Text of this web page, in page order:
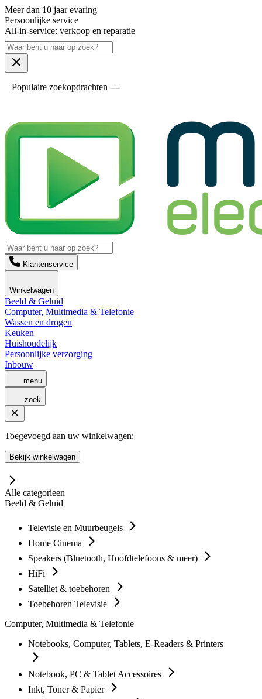
Meer dan 10 jaar evaring
Persoonlijke service
All-in-service: verkoop en reparatie
Populaire zoekopdrachten ---
Klantenservice
Winkelwagen
Beeld & Geluid
Computer, Multimedia & Telefonie
Wassen en drogen
Keuken
Huishoudelijk
Persoonlijke verzorging
Inbouw
menu
zoek
Toegevoegd aan uw winkelwagen:
Bekijk winkelwagen
Alle categorieen
Beeld & Geluid
Televisie en Muurbeugels
Home Cinema
Speakers (Bluetooth, Hoofdtelefoons & meer)
HiFi
Satelliet & toebehoren
Toebehoren Televisie
Computer, Multimedia & Telefonie
Notebooks, Computer, Tablets, E-Readers & Printers
Notebook, PC & Tablet Accessoires
Inkt, Toner & Papier